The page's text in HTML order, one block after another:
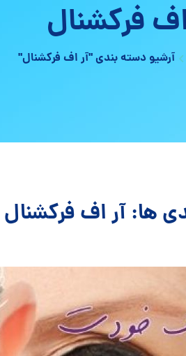
فرکشنال
آرشیو دسته بندی "آر اف فرکشنال"
ها: آر اف فرکشنال